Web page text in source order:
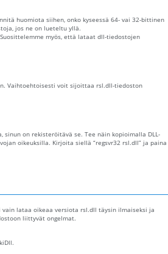
huomiota siihen, onko kyseessä 64- vai 32-bittinen
jos ne on lueteltu yllä.
myös, että lataat dll-tiedostojen
Vaihtoehtoisesti voit sijoittaa rsl.dll-tiedoston
on rekisteröitävä se. Tee näin kopioimalla DLL-
oikeuksilla. Kirjoita siellä “regsvr32 rsl.dll” ja paina
lataa oikeaa versiota rsl.dll täysin ilmaiseksi ja
liittyvät ongelmat.